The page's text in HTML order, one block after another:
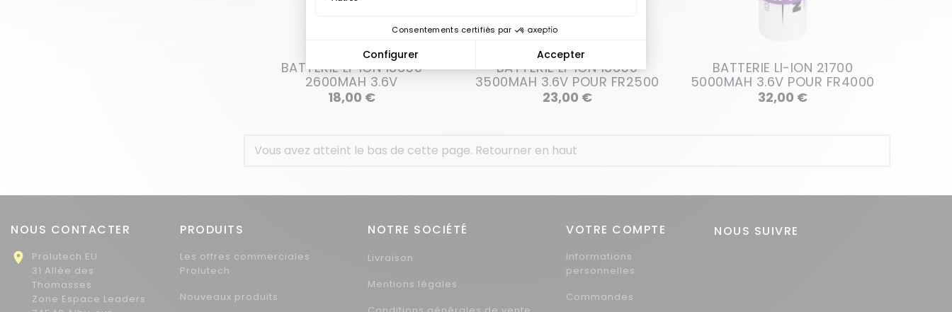
BATTERIE LI-ION 18650
2600MAH 3.6V
18,00 €Prix
BATTERIE LI-ION 18650
3500MAH 3.6V POUR FR2500
23,00 €Prix
BATTERIE LI-ION 21700
5000MAH 3.6V POUR FR4000
32,00 €Prix
Vous avez atteint le bas de cette page. Retourner en haut
NOUS CONTACTER

Prolutech EU
31 Allée des
Thomasses
Zone Espace Leaders
PRODUITS
Les offres commerciales
Prolutech
Nouveaux produits
NOTRE SOCIÉTÉ
Livraison
Mentions légales
VOTRE COMPTE
Informations
personnelles
Commandes
NOUS SUIVRE